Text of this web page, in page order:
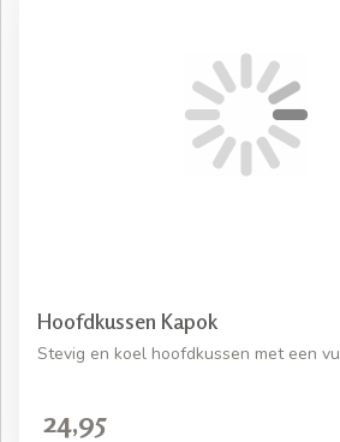
Hoofdkussen Kapok
Stevig en koel hoofdkussen met een
24,95